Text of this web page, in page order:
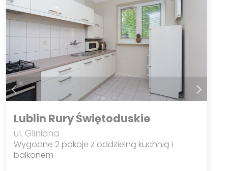
Lublin Rury Świętoduskie
ul. Gliniana
Wygodne 2 pokoje z oddzielną kuchnią i
balkonem